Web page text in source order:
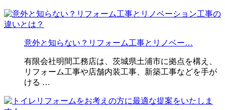
意外と知らない？リフォーム工事とリノベー…
有限会社明間工務店は、茨城県土浦市に拠点を構え、
リフォーム工事や店舗内装工事、新築工事などを手が
ける …